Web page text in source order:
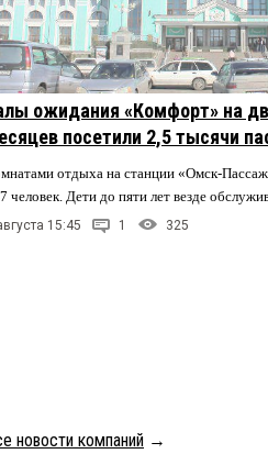
ожидания «Комфорт» на
посетили 2,5 тысячи
отдыха на станции «Омск-
человек. Дети до пяти лет везде
15:45 1 325
новости компаний →